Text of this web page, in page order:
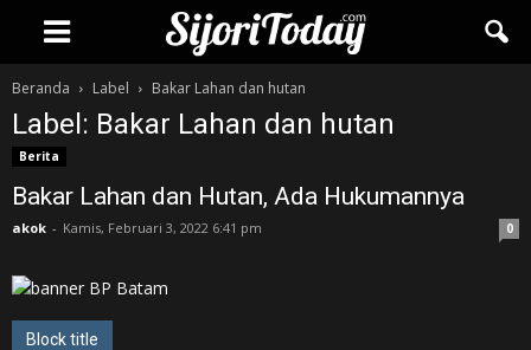
Beranda Label Bakar Lahan dan hutan
Label: Bakar Lahan dan hutan
Berita
Bakar Lahan dan Hutan, Ada Hukumannya
akok - Kamis, Februari 3, 2022 6:41 pm 0
Block title